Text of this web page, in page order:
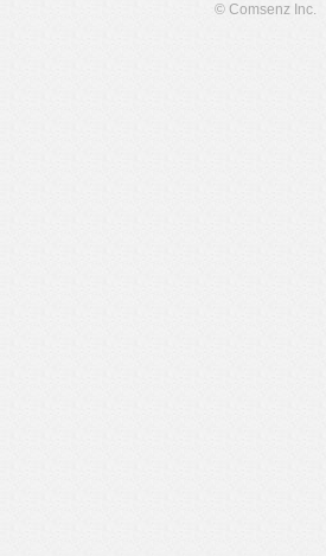
© Comsenz Inc.